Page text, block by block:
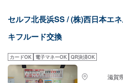
セルフ北長浜SS / (株)西日本エ
キフルード交換
カードOK 電子マネーOK QR決済OK
滋賀